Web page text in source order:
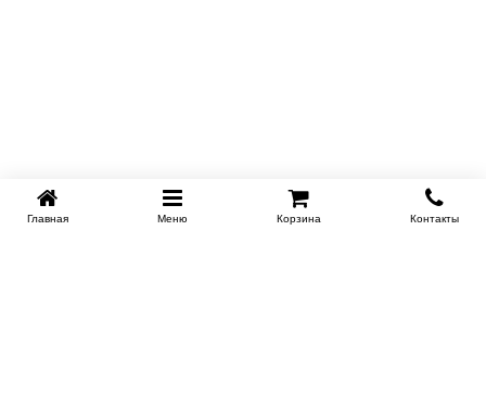
Главная Меню Корзина Контакты